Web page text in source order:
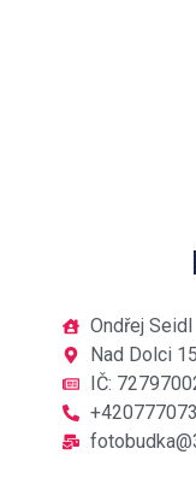
Ondřej Seidl
Nad Dolci
IČ: